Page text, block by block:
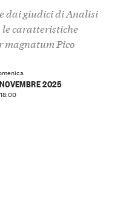
dai giudici di Analisi
le caratteristiche
magnatum Pico
2025